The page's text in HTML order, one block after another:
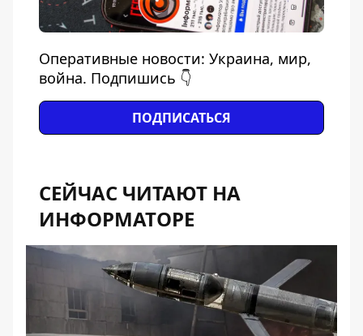
Оперативные новости: Украина, мир,
война. Подпишись 👇
ПОДПИСАТЬСЯ
СЕЙЧАС ЧИТАЮТ НА
ИНФОРМАТОРЕ